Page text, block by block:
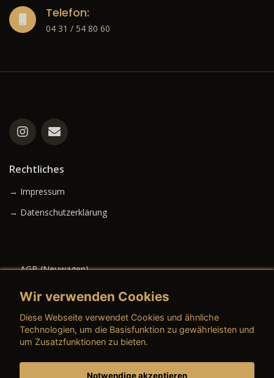
Telefon:
04 31 / 54 80 60
Rechtliches
→ Impressum
→ Datenschutzerklärung
→ AGB (Neuwagen)
→ AGB (Gebrauchtwagen)
→ AGB (Teile & Zubehör)
→ AGB (Dienstleistungen)
Wir verwenden Cookies
Diese Webseite verwendet Cookies und ähnliche
Technologien, um die Basisfunktion zu gewährleisten und
um Zusatzfunktionen zu bieten.
Notwendige akzeptieren